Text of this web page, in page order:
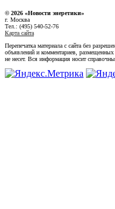
© 2026 «Новости энеретики»
г. Москва
Тел.: (495) 540-52-76
Карта сайта
Перепечатка материала с сайта без
объявлений и комментариев, размещенных
не несет. Вся информация носит